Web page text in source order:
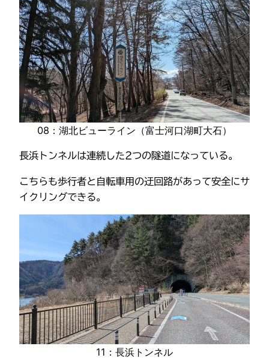
08：湖北ビューライン（富士河口湖町大石）
長浜トンネルは連続した2つの隧道になっている。
こちらも歩行者と自転車用の迂回路があって安全にサ
イクリングできる。
11：長浜トンネル